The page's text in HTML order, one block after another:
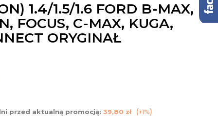
1.4/1.5/1.6 FORD B-MAX,
FOCUS, C-MAX, KUGA,
ORYGINAŁ
przed aktualną promocją: 39,80 zł +1%